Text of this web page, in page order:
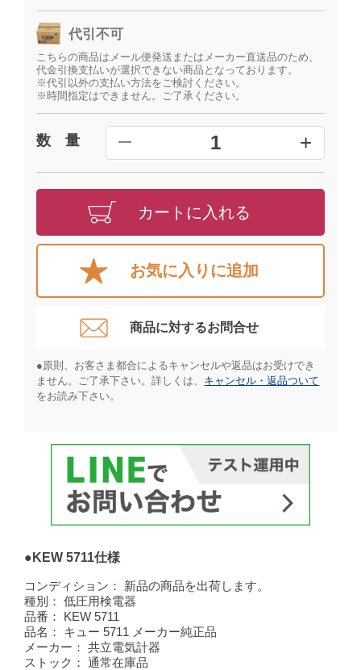
代引不可
こちらの商品はメール便発送またはメーカー直送品のため、
代金引換支払いが選択できない商品となっております。
※代引以外の支払い方法をご検討ください。
※時間指定はできません。ご了承ください。
数 量 ━ 1 +
カートに入れる
お気に入りに追加
商品に対するお問合せ​
●原則、お客さま都合によるキャンセルや返品はお受けでき
ません。ご了承下さい。詳しくは、 キャンセル・返品ついて
をお読み下さい。​
●KEW 5711仕様
コンディション：
新品の商品を出荷します。
種別：
低圧用検電器
品番：
KEW 5711
品名：
キュー 5711 メーカー純正品
メーカー：
共立電気計器
ストック：
通常在庫品